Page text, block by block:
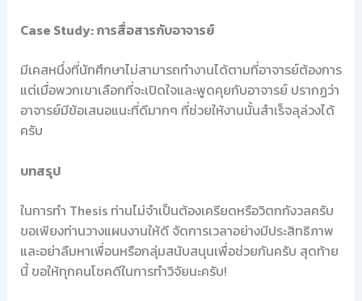
Case Study: การสื่อสารกับอาจารย์
มีเคสหนึ่งที่นักศึกษาไม่สามารถทำงานได้ตามที่อาจารย์ต้องการ
แต่เมื่อพวกเขาเลือกที่จะเปิดใจและพูดคุยกับอาจารย์ ปรากฏว่า
อาจารย์มีข้อเสนอแนะที่ดีมากๆ ที่ช่วยให้งานนั้นสำเร็จลุล่วงได้
ครับ
บทสรุป
ในการทำ Thesis ท่านไม่จำเป็นต้องเครียดหรือวิตกกังวลครับ
ขอเพียงท่านวางแผนงานให้ดี จัดการเวลาอย่างมีประสิทธิภาพ
และอย่าลืมหาเพื่อนหรือกลุ่มสนับสนุนเพื่อช่วยกันครับ สุดท้าย
นี้ ขอให้ทุกคนโชคดีในการทำวิจัยนะครับ!